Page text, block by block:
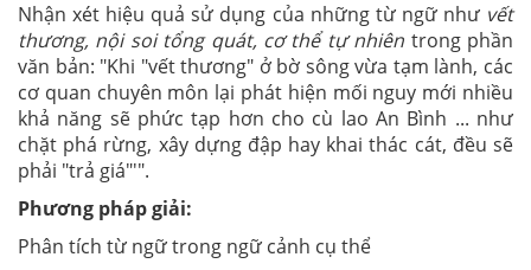
Nhận xét hiệu quả sử dụng của những từ ngữ như vết
thương, nội soi tổng quát, cơ thể tự nhiên trong phần
văn bản: "Khi "vết thương" ở bờ sông vừa tạm lành, các
cơ quan chuyên môn lại phát hiện mối nguy mới nhiều
khả năng sẽ phức tạp hơn cho cù lao An Bình ... như
chặt phá rừng, xây dựng đập hay khai thác cát, đều sẽ
phải "trả giá"'".
Phương pháp giải:
Phân tích từ ngữ trong ngữ cảnh cụ thể